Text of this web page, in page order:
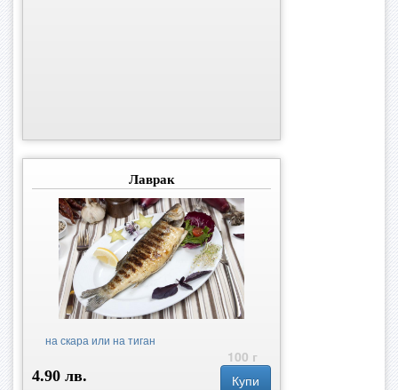
Лаврак
на скара или на тиган
100 г
4.90 лв.
Купи